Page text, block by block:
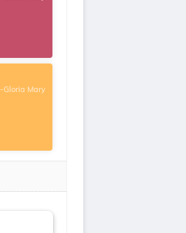
-Gloria Mary